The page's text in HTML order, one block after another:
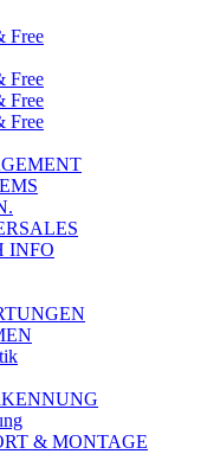
Free
Free
Free
Free
INFO
& MONTAGE